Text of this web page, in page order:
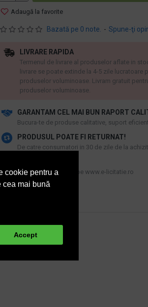
cookie pentru a
cea mai bună
Accept
Bazată pe 0 note. - Spune-ţi
Adaugă la favorite
GARANTAM CEL MAI BUN RAPORT
​Bucura-te de produse calitative, suport
PRODUSUL POATE FI RETURNAT!
De catre consumatori in 30 de zile de la
Produs disponibil si pe www.e-licitatie.ro
LIVRARE RAPIDA
Termenul de livrare al produselor aflate in
livrare se poate extinde la 4-5 zile
produselor voluminoase. Livram gratuit
produselor voluminoase.